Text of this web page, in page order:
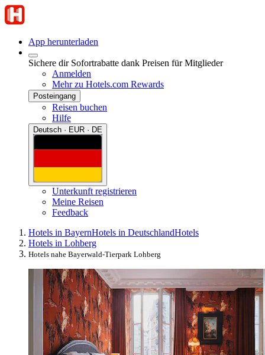
App herunterladen
Sichere dir Sofortrabatte dank Preisen für Mitglieder
Anmelden
Mehr zu Hotels.com Rewards
Posteingang
Reisen buchen
Hilfe
Deutsch · EUR · DE
Unterkunft registrieren
Meine Reisen
Feedback
Hotels in BayernHotels in DeutschlandHotels
Hotels in Lohberg
Hotels nahe Bayerwald-Tierpark Lohberg